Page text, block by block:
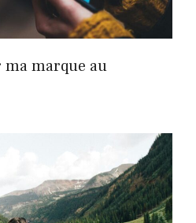
marque au